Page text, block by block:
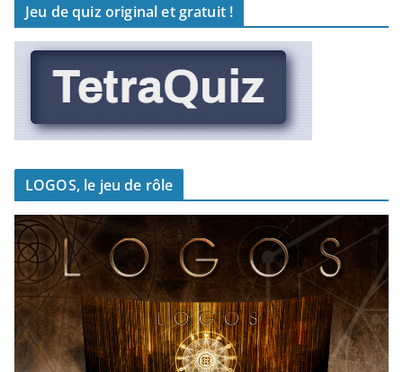
Jeu de quiz original et gratuit !
LOGOS, le jeu de rôle